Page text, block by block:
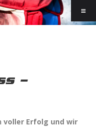
–
voller Erfolg und wir